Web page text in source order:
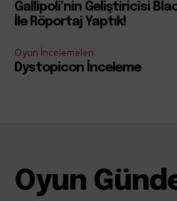
Gallipoli’nin Geliştiricisi
İle Röportaj Yaptık!
Oyun İncelemeleri
Dystopicon İnceleme
Oyun